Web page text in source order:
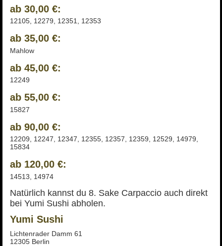
ab 30,00 €:
12105, 12279, 12351, 12353
ab 35,00 €:
Mahlow
ab 45,00 €:
12249
ab 55,00 €:
15827
ab 90,00 €:
12209, 12247, 12347, 12355, 12357, 12359, 12529, 14979,
15834
ab 120,00 €:
14513, 14974
Natürlich kannst du 8. Sake Carpaccio auch direkt
bei Yumi Sushi abholen.
Yumi Sushi
Lichtenrader Damm 61
12305 Berlin